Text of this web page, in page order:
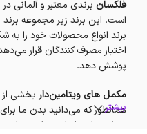
فلکسان برندی معتبر و آلمانی
است. این برند زیر مجموعه برند
برند انواع محصولات خود را
اختیار مصرف کنندگان قرار
پوشش دهد.
مکمل های ویتامین‌داربخشی از
همانطور که می‌دانید بدن ما برای
مغذی مانند انواع ویتامین‌ها و
بیشتر